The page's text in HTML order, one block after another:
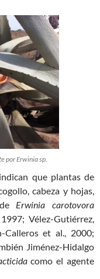
por Erwinia sp.
que plantas de
cabeza y hojas,
Erwinia carotovora
Vélez-Gutiérrez,
Calleros et al., 2000;
Jiménez-Hidalgo
como el agente